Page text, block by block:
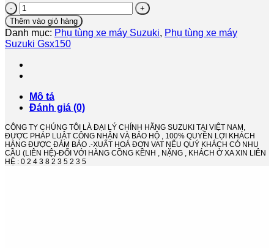
Tay
thang
Gsx-
R150
-
Hàng
Chính
số
lượng
Thêm vào giỏ hàng
Danh mục: Phụ tùng xe máy Suzuki, Phụ tùng xe máy
Suzuki Gsx150
Mô tả
Đánh giá (0)
CÔNG TY CHÚNG TÔI LÀ ĐẠI LÝ CHÍNH HÃNG SUZUKI TẠI VIỆT NAM,
ĐƯỢC PHÁP LUẬT CÔNG NHẬN VÀ BẢO HỘ , 100% QUYỀN LỢI KHÁCH
HÀNG ĐƯỢC ĐẢM BẢO .-XUẤT HOÁ ĐƠN VAT NẾU QUÝ KHÁCH CÓ NHU
CẦU (LIÊN HỆ)-ĐỐI VỚI HÀNG CỒNG KỀNH , NẶNG , KHÁCH Ở XA XIN LIÊN
HỆ : 0 2 4 3 8 2 3 5 2 3 5